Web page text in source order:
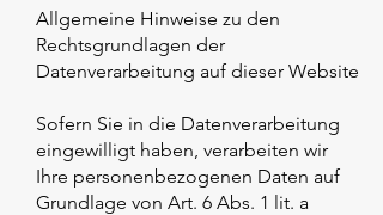
Allgemeine Hinweise zu den
Rechtsgrundlagen der
Datenverarbeitung auf dieser Website
Sofern Sie in die Datenverarbeitung
eingewilligt haben, verarbeiten wir
Ihre personenbezogenen Daten auf
Grundlage von Art. 6 Abs. 1 lit. a